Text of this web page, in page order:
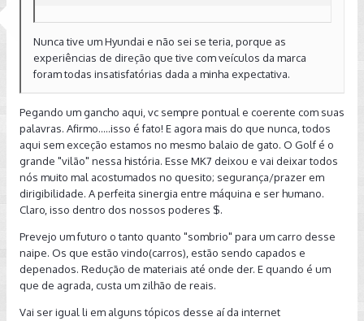
Nunca tive um Hyundai e não sei se teria, porque as
experiências de direção que tive com veículos da marca
foram todas insatisfatórias dada a minha expectativa.
Pegando um gancho aqui, vc sempre pontual e coerente com suas
palavras. Afirmo.....isso é fato! E agora mais do que nunca, todos
aqui sem exceção estamos no mesmo balaio de gato. O Golf é o
grande "vilão" nessa história. Esse MK7 deixou e vai deixar todos
nós muito mal acostumados no quesito; segurança/prazer em
dirigibilidade. A perfeita sinergia entre máquina e ser humano.
Claro, isso dentro dos nossos poderes $.
Prevejo um futuro o tanto quanto "sombrio" para um carro desse
naipe. Os que estão vindo(carros), estão sendo capados e
depenados. Redução de materiais até onde der. E quando é um
que de agrada, custa um zilhão de reais.
Vai ser igual li em alguns tópicos desse aí da internet